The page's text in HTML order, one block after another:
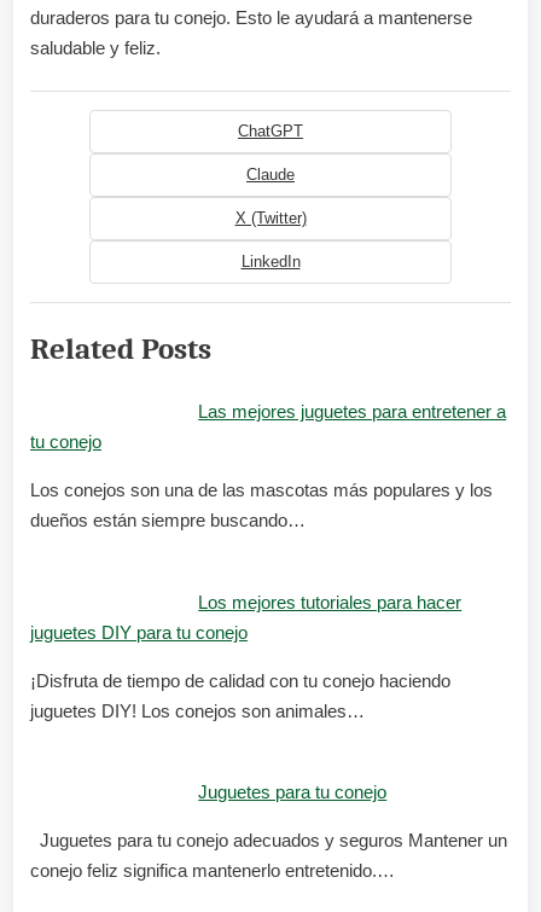
duraderos para tu conejo. Esto le ayudará a mantenerse
saludable y feliz.
ChatGPT
Claude
X (Twitter)
LinkedIn
Related Posts
Las mejores juguetes para entretener a
tu conejo
Los conejos son una de las mascotas más populares y los
dueños están siempre buscando…
Los mejores tutoriales para hacer
juguetes DIY para tu conejo
¡Disfruta de tiempo de calidad con tu conejo haciendo
juguetes DIY! Los conejos son animales…
Juguetes para tu conejo
Juguetes para tu conejo adecuados y seguros Mantener un
conejo feliz significa mantenerlo entretenido.…